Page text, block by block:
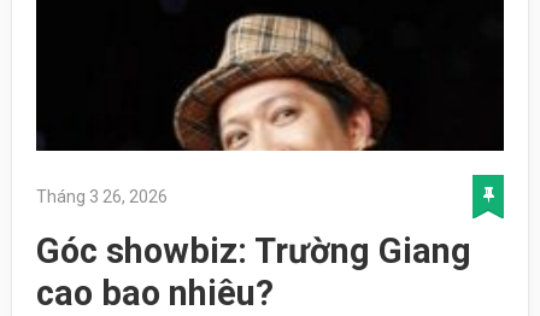
Tháng 3 26, 2026
Góc showbiz: Trường Giang
cao bao nhiêu?